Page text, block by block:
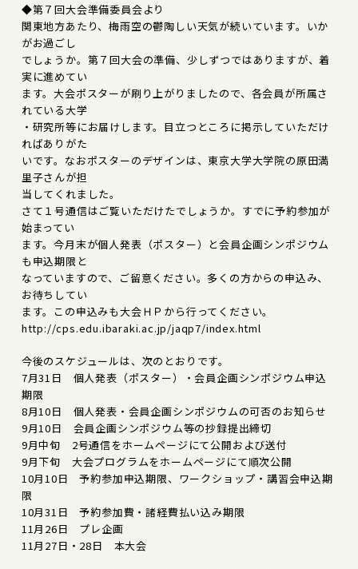
◆第７回大会準備委員会より
関東地方あたり、梅雨空の鬱陶しい天気が続いています。いか
がお過ごし
でしょうか。第７回大会の準備、少しずつではありますが、着
実に進めてい
ます。大会ポスターが刷り上がりましたので、各会員が所属さ
れている大学
・研究所等にお届けします。目立つところに掲示していただけ
ればありがた
いです。なおポスターのデザインは、東京大学大学院の原田満
里子さんが担
当してくれました。
さて１号通信はご覧いただけたでしょうか。すでに予約参加が
始まってい
ます。今月末が個人発表（ポスター）と会員企画シンポジウム
も申込期限と
なっていますので、ご留意ください。多くの方からの申込み、
お待ちしてい
ます。この申込みも大会ＨＰから行ってください。
http://cps.edu.ibaraki.ac.jp/jaqp7/index.html
今後のスケジュールは、次のとおりです。
7月31日 個人発表（ポスター）・会員企画シンポジウム申込
期限
8月10日 個人発表・会員企画シンポジウムの可否のお知らせ
9月10日 会員企画シンポジウム等の抄録提出締切
9月中旬 2号通信をホームページにて公開および送付
9月下旬 大会プログラムをホームページにて順次公開
10月10日 予約参加申込期限、ワークショップ・講習会申込期
限
10月31日 予約参加費・諸経費払い込み期限
11月26日 プレ企画
11月27日・28日 本大会